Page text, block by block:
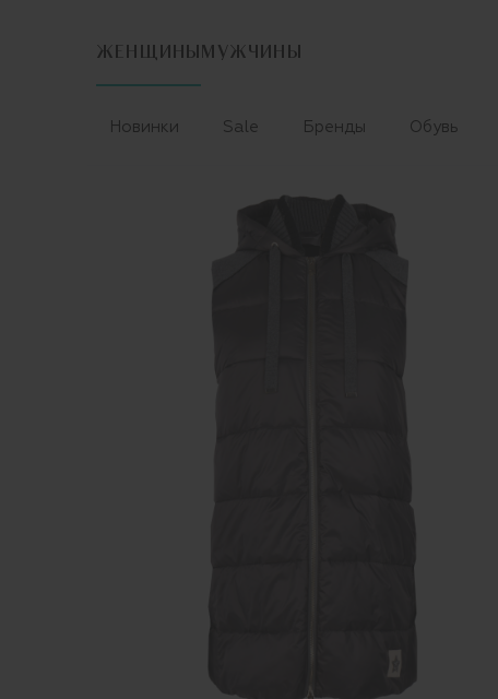
ЖЕНЩИНЫ МУЖЧИНЫ
Новинки Sale Бренды Обувь